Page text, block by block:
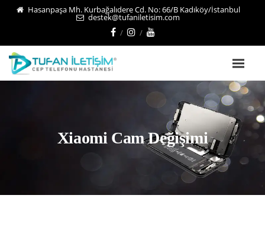
Hasanpaşa Mh. Kurbağalıdere Cd. No: 66/B Kadıköy/İstanbul
destek@tufaniletisim.com
Xiaomi Cam Değişimi